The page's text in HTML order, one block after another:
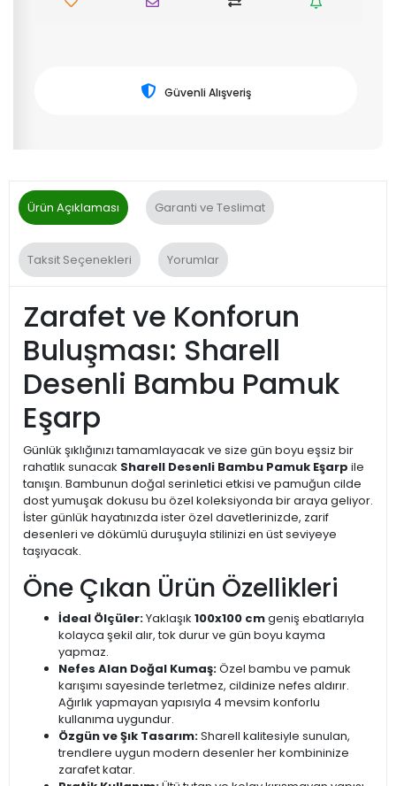
Güvenli Alışveriş
Ürün Açıklaması Garanti ve Teslimat
Taksit Seçenekleri Yorumlar
Zarafet ve Konforun
Buluşması: Sharell
Desenli Bambu Pamuk
Eşarp
Günlük şıklığınızı tamamlayacak ve size gün boyu eşsiz bir
rahatlık sunacak Sharell Desenli Bambu Pamuk Eşarp ile
tanışın. Bambunun doğal serinletici etkisi ve pamuğun cilde
dost yumuşak dokusu bu özel koleksiyonda bir araya geliyor.
İster günlük hayatınızda ister özel davetlerinizde, zarif
desenleri ve dökümlü duruşuyla stilinizi en üst seviyeye
taşıyacak.
Öne Çıkan Ürün Özellikleri
İdeal Ölçüler:Yaklaşık 100x100 cmgeniş ebatlarıyla
kolayca şekil alır, tok durur ve gün boyu kayma
yapmaz.
Nefes Alan Doğal Kumaş:Özel bambu ve pamuk
karışımı sayesinde terletmez, cildinize nefes aldırır.
Ağırlık yapmayan yapısıyla 4 mevsim konforlu
kullanıma uygundur.
Özgün ve Şık Tasarım:Sharell kalitesiyle sunulan,
trendlere uygun modern desenler her kombininize
zarafet katar.